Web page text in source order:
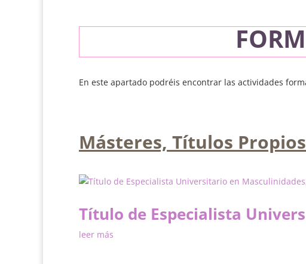
En este apartado podréis encontrar las actividades
Másteres, Títulos
Título de Especialista
leer más